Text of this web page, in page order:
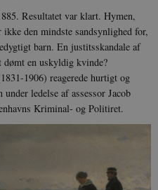
Resultatet var klart. Hymen,
den mindste sandsynlighed for,
barn. En justitsskandale af
dømt en uskyldig kvinde?
1906) reagerede hurtigt og
ledelse af assessor Jacob
Kriminal- og Politiret.